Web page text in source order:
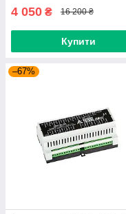
4 050 ₴ 16 200 ₴
Купити
–67%